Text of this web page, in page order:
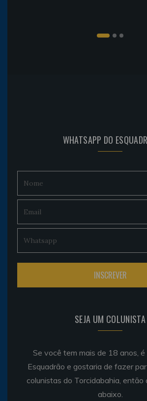
WHATSAPP DO
SEJA UM COLUNISTA
Se você tem mais de 18 anos,
Esquadrão e gostaria de fazer
colunistas do Torcidabahia, então
abaixo.